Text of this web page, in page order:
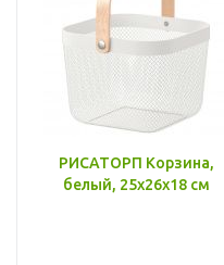
РИСАТОРП Корзина,
белый, 25x26x18 см